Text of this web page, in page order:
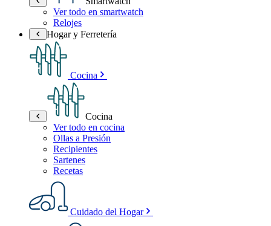
Ver todo en smartwatch
Relojes
Hogar y Ferretería
Cocina
Cocina
Ver todo en cocina
Ollas a Presión
Recipientes
Sartenes
Recetas
Cuidado del Hogar